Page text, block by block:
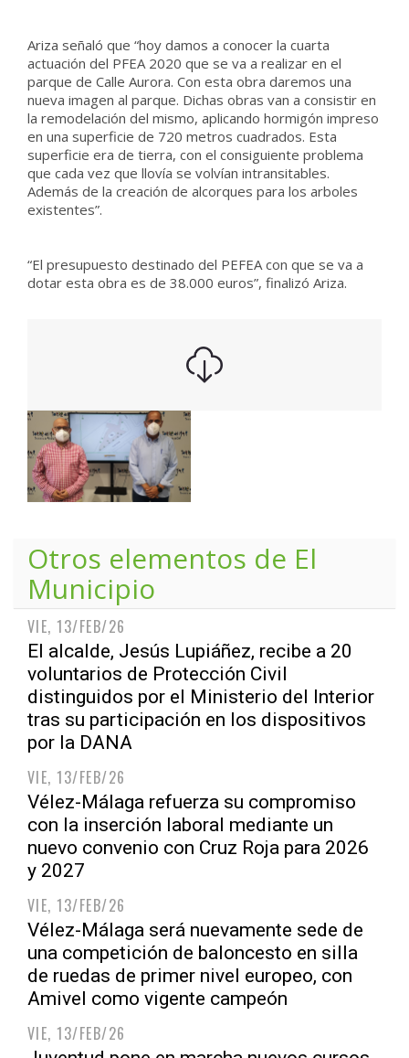
Ariza señaló que “hoy damos a conocer la cuarta
actuación del PFEA 2020 que se va a realizar en el
parque de Calle Aurora. Con esta obra daremos una
nueva imagen al parque. Dichas obras van a consistir en
la remodelación del mismo, aplicando hormigón impreso
en una superficie de 720 metros cuadrados. Esta
superficie era de tierra, con el consiguiente problema
que cada vez que llovía se volvían intransitables.
Además de la creación de alcorques para los arboles
existentes”.
“El presupuesto destinado del PEFEA con que se va a
dotar esta obra es de 38.000 euros”, finalizó Ariza.
Otros elementos de El
Municipio
VIE, 13/FEB/26
El alcalde, Jesús Lupiáñez, recibe a 20
voluntarios de Protección Civil
distinguidos por el Ministerio del Interior
tras su participación en los dispositivos
por la DANA
VIE, 13/FEB/26
Vélez-Málaga refuerza su compromiso
con la inserción laboral mediante un
nuevo convenio con Cruz Roja para 2026
y 2027
VIE, 13/FEB/26
Vélez-Málaga será nuevamente sede de
una competición de baloncesto en silla
de ruedas de primer nivel europeo, con
Amivel como vigente campeón
VIE, 13/FEB/26